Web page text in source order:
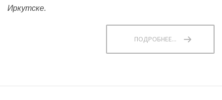
Иркутске.
ПОДРОБНЕЕ...